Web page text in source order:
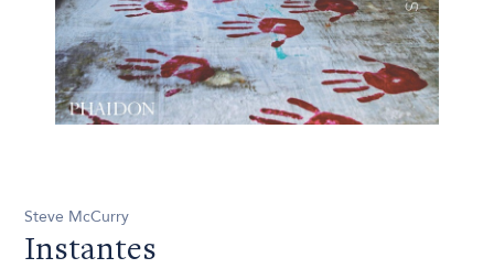
Steve McCurry
Instantes